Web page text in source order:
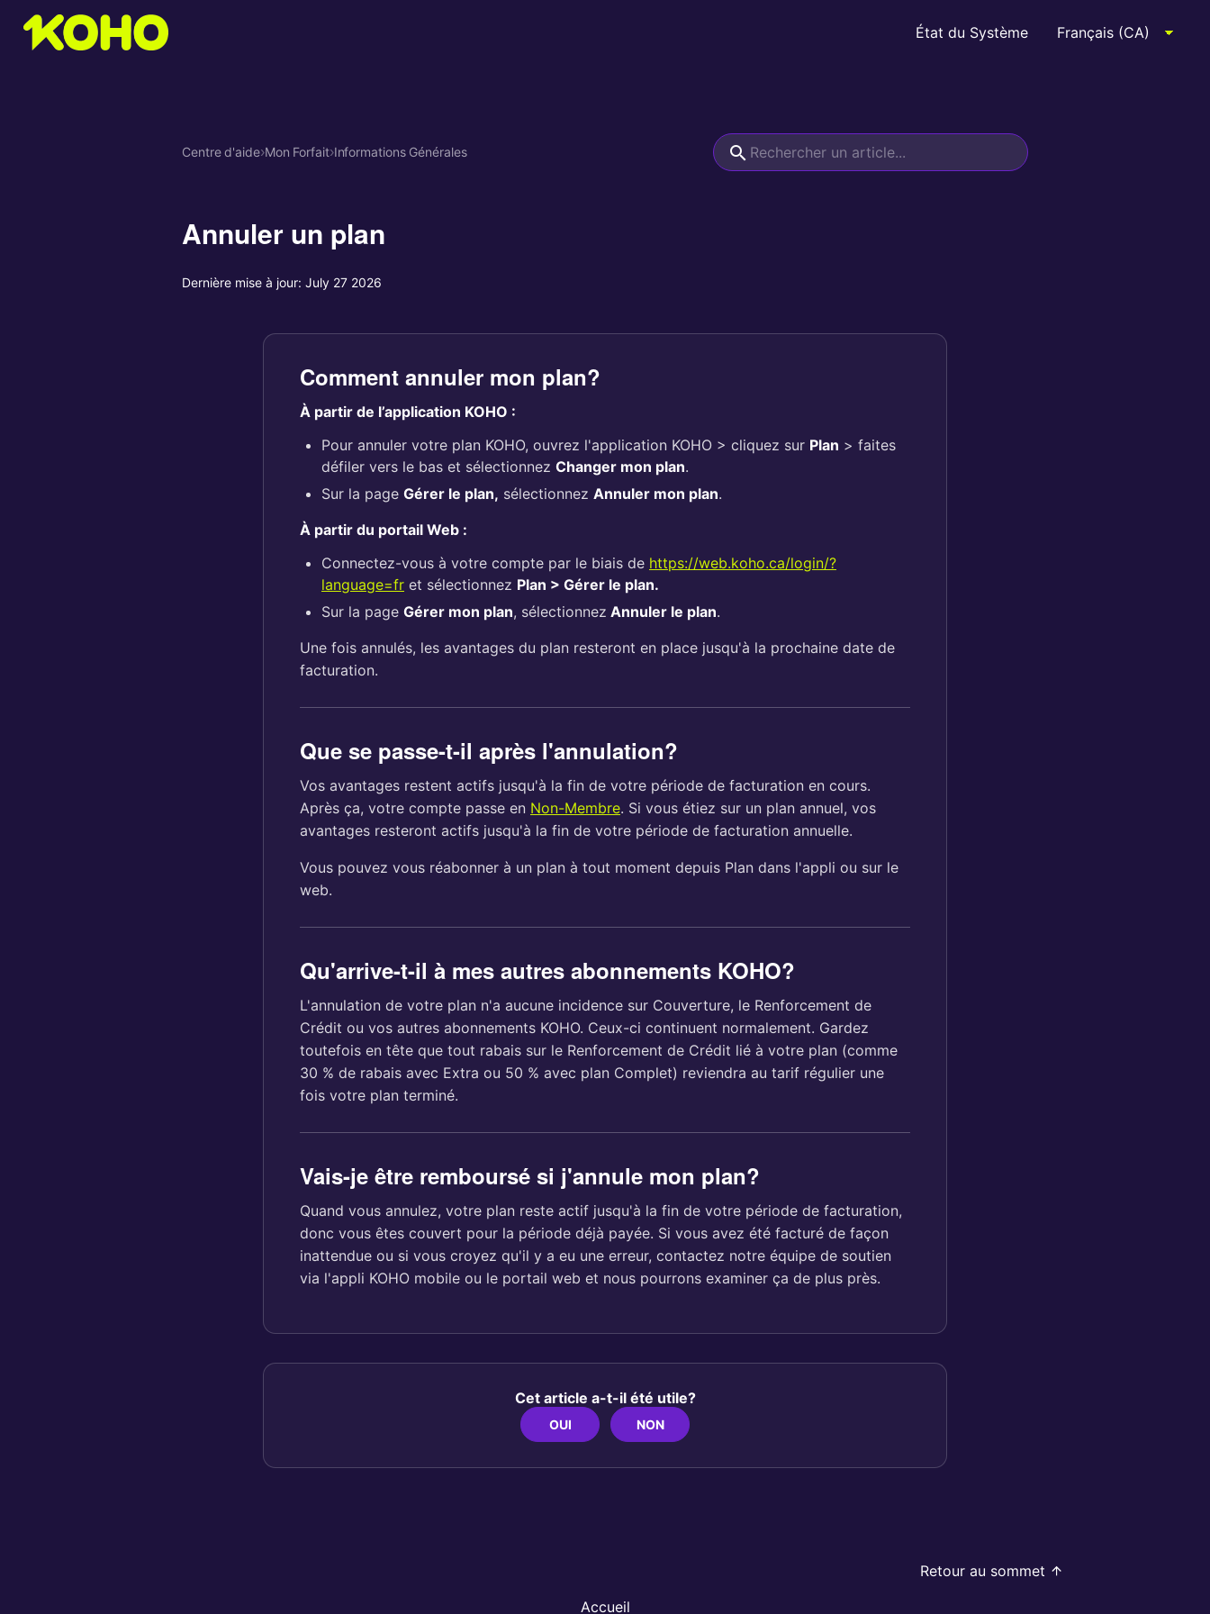
État du Système
Centre d'aide›Mon Forfait›Informations Générales
Annuler un plan
Dernière mise à jour: July 27 2026
Comment annuler mon plan?
À partir de l’application KOHO :
Pour annuler votre plan KOHO, ouvrez l'application KOHO > cliquez sur Plan > faites
défiler vers le bas et sélectionnez Changer mon plan.
Sur la page Gérer le plan, sélectionnez Annuler mon plan.
À partir du portail Web :
Connectez-vous à votre compte par le biais de https://web.koho.ca/login/?
language=fr et sélectionnez Plan > Gérer le plan.
Sur la page Gérer mon plan, sélectionnez Annuler le plan.
Une fois annulés, les avantages du plan resteront en place jusqu'à la prochaine date de
facturation.
Que se passe-t-il après l'annulation?
Vos avantages restent actifs jusqu'à la fin de votre période de facturation en cours.
Après ça, votre compte passe en Non-Membre. Si vous étiez sur un plan annuel, vos
avantages resteront actifs jusqu'à la fin de votre période de facturation annuelle.
Vous pouvez vous réabonner à un plan à tout moment depuis Plan dans l'appli ou sur le
web.
Qu'arrive-t-il à mes autres abonnements KOHO?
L'annulation de votre plan n'a aucune incidence sur Couverture, le Renforcement de
Crédit ou vos autres abonnements KOHO. Ceux-ci continuent normalement. Gardez
toutefois en tête que tout rabais sur le Renforcement de Crédit lié à votre plan (comme
30 % de rabais avec Extra ou 50 % avec plan Complet) reviendra au tarif régulier une
fois votre plan terminé.
Vais-je être remboursé si j'annule mon plan?
Quand vous annulez, votre plan reste actif jusqu'à la fin de votre période de facturation,
donc vous êtes couvert pour la période déjà payée. Si vous avez été facturé de façon
inattendue ou si vous croyez qu'il y a eu une erreur, contactez notre équipe de soutien
via l'appli KOHO mobile ou le portail web et nous pourrons examiner ça de plus près.
Cet article a-t-il été utile?
OUI NON
Retour au sommet
Accueil